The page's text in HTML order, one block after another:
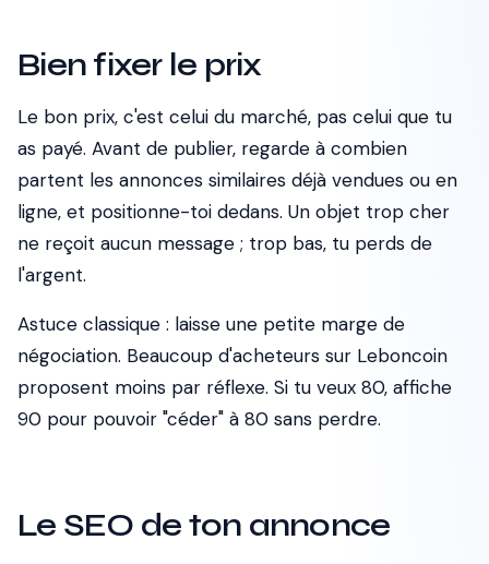
Bien fixer le prix
Le bon prix, c'est celui du marché, pas celui que tu
as payé. Avant de publier, regarde à combien
partent les annonces similaires déjà vendues ou en
ligne, et positionne-toi dedans. Un objet trop cher
ne reçoit aucun message ; trop bas, tu perds de
l'argent.
Astuce classique : laisse une petite marge de
négociation. Beaucoup d'acheteurs sur Leboncoin
proposent moins par réflexe. Si tu veux 80, affiche
90 pour pouvoir "céder" à 80 sans perdre.
Le SEO de ton annonce